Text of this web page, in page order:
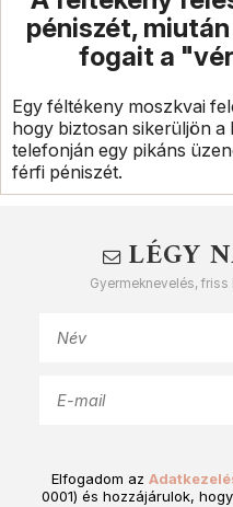
péniszét,
fogait a
Egy féltékeny moszkvai
hogy biztosan sikerüljön a
telefonján egy pikáns
férfi péniszét.
LÉGY
Gyermeknevelés, friss
Elfogadom az
0001) és hozzájárulok,